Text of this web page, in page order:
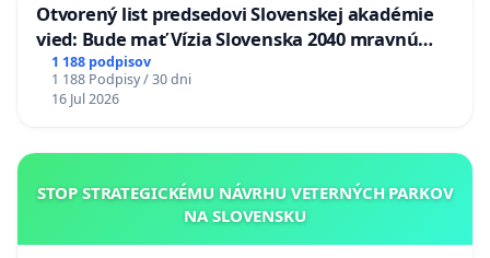
Otvorený list predsedovi Slovenskej akadémie
vied: Bude mať Vízia Slovenska 2040 mravnú
chrbticu?
1 188 podpisov
1 188 Podpisy / 30 dni
16 Jul 2026
STOP STRATEGICKÉMU NÁVRHU VETERNÝCH PARKOV
NA SLOVENSKU